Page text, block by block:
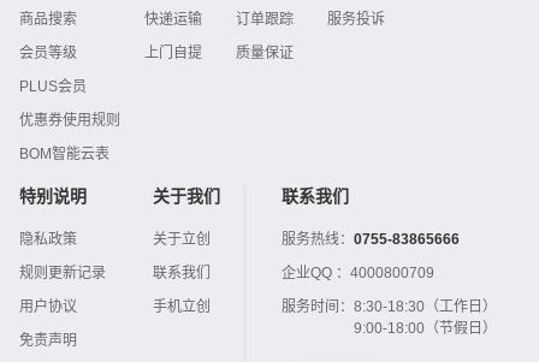
商品搜索
会员等级
PLUS会员
优惠券使用规则
BOM智能云表
快递运输
上门自提
订单跟踪
质量保证
服务投诉
特别说明
隐私政策
规则更新记录
用户协议
免责声明
关于我们
关于立创
联系我们
手机立创
联系我们
服务热线： 0755-83865666
企业QQ ： 4000800709
服务时间： 8:30-18:30（工作日）
9:00-18:00（节假日）